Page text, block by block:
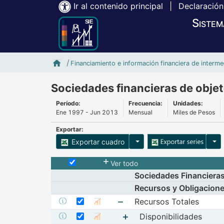
Ir al contenido principal
Inicio SIE-Banxico
Financiamiento e información financiera de
Sociedades financieras de
Período:
Ene 1997 - Jun 2013
Frecuencia:
Mensual
Unidades:
Miles de Pesos
Exportar:
Exportar cuadro Opciones para exportar
Selecciona o desmarca todas las series
Ver todo
Sociedades
Recursos y
Mostrar metadatos de la serie Recursos Totales
Seleccione sus series
Seleccionar serie Recursos TotalesMostrar gráfica de la serie
Mostrar elementos de
Recursos Totales
Mostrar metadatos de la serie Disponibilidades
Seleccione sus series
Seleccionar serie Disponibilidades
Mostrar gráfica de la serie
Disponibilidades